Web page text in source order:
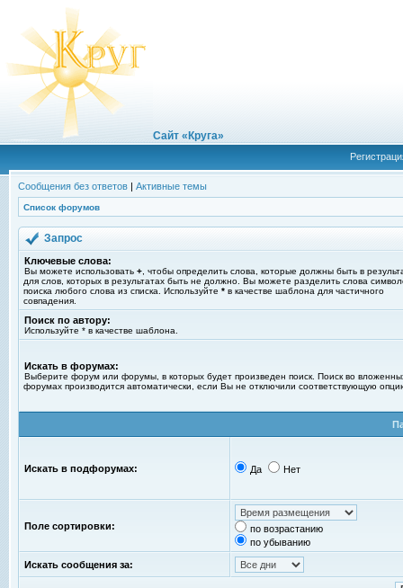
Сайт «Круга»
Сообщения без ответов | Активные темы
Список форумов
Запрос
Ключевые слова:
Вы можете использовать + , чтобы определить слова, которые должны быть в
для слов, которых в результатах быть не должно. Вы можете разделить слова
поиска любого слова из списка. Используйте * в качестве шаблона для частичного
совпадения.
Поиск по автору:
Используйте * в качестве шаблона.
Искать в форумах:
Выберите форум или форумы, в которых будет произведен поиск. Поиск во
форумах производится автоматически, если Вы не отключили соответствующую
Искать в подфорумах: Да Нет
Поле сортировки:
по возрастанию
по убыванию
Искать сообщения за: